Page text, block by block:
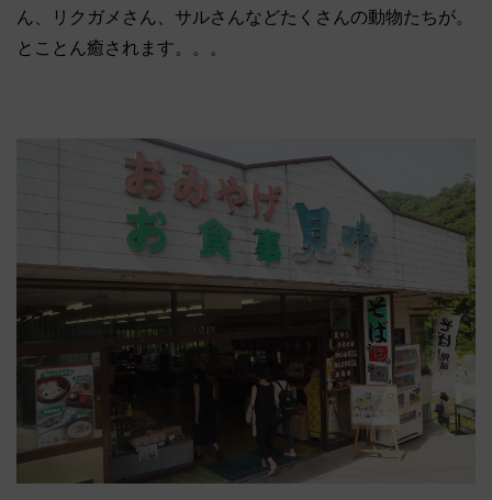
ん、リクガメさん、サルさんなどたくさんの動物たちが。
とことん癒されます。。。